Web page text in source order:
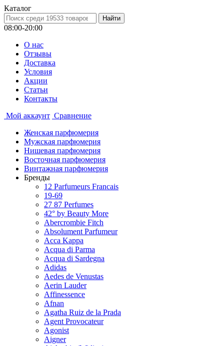
Каталог
08:00-20:00
О нас
Отзывы
Доставка
Условия
Aкции
Статьи
Контакты
Мой аккаунт Сравнение
Женская парфюмерия
Мужская парфюмерия
Нишевая парфюмерия
Восточная парфюмерия
Винтажная парфюмерия
Бренды
12 Parfumeurs Francais
19-69
27 87 Perfumes
42° by Beauty More
Abercrombie Fitch
Absolument Parfumeur
Acca Kappa
Acqua di Parma
Acqua di Sardegna
Adidas
Aedes de Venustas
Aerin Lauder
Affinessence
Afnan
Agatha Ruiz de la Prada
Agent Provocateur
Agonist
Aigner